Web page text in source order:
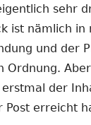
öffnen
sehr
ist nämlich in
und der
Ordnung.
der
Post erreicht